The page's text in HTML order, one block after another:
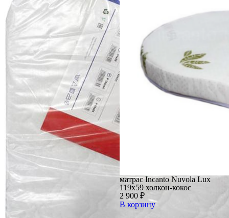
матрас Incanto Nuvola Lux
119х59 холкон-кокос
2 900 ₽
В корзину